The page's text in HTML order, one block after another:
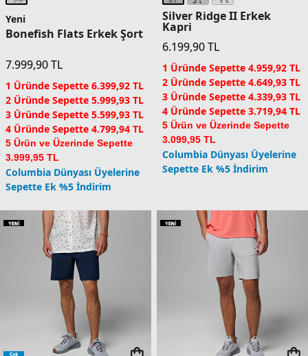
Yeni
Bonefish Flats Erkek Şort
7.999,90TL
2 Üründe Sepette 5.999,93 TL
3 Üründe Sepette 5.599,93 TL
4 Üründe Sepette 4.799,94 TL
5 Ürün ve Üzerinde Sepette
3.999,95 TL
Columbia Dünyası Üyelerine
Sepette Ek %5 İndirim
Silver Ridge II Erkek
Kapri
6.199,90TL
3 Üründe Sepette 4.339,93 TL
4 Üründe Sepette 3.719,94 TL
5 Ürün ve Üzerinde Sepette
Columbia Dünyası Üyelerine
Sepette Ek %5 İndirim